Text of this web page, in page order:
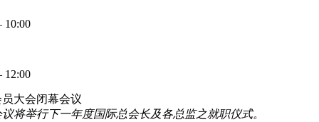
10:00
12:00
大会闭幕会议
将举行下一年度国际总会长及各总监之就职仪式。